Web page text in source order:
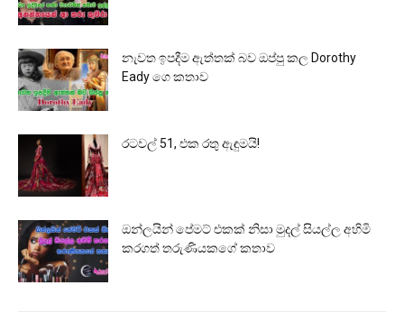
නැවත ඉපදීම ඇත්තක් බව ඔප්පු කල Dorothy
Eady ගෙ කතාව
රටවල් 51, එක රතු ඇඳුමයි!
ඔන්ලයින් පේමට් එකක් නිසා මුදල් සියල්ල අහිමි
කරගත් තරුණියකගේ කතාව